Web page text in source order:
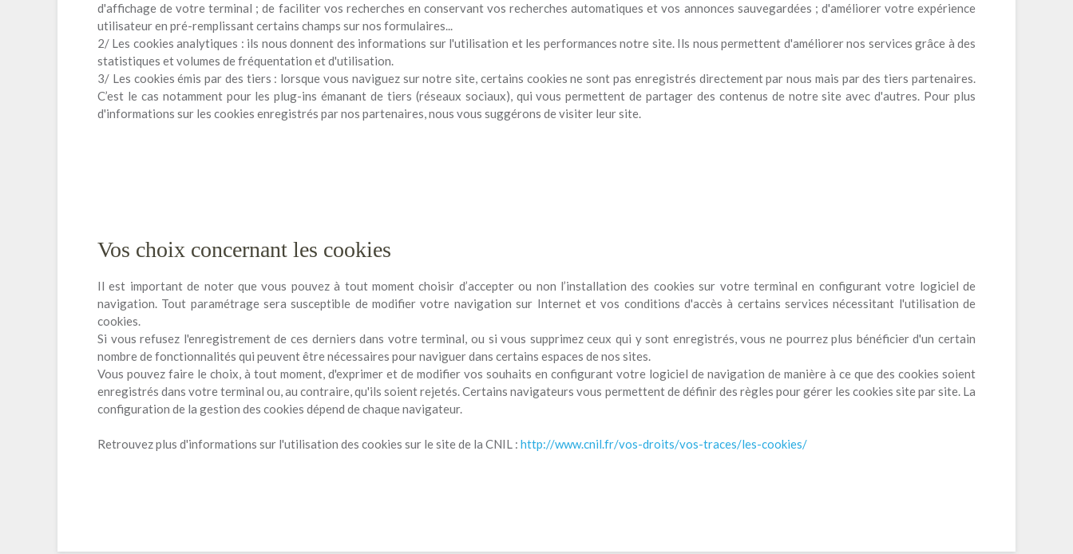
d'affichage de votre terminal ; de faciliter vos recherches en conservant vos recherches automatiques et vos annonces sauvegardées ; d'améliorer votre expérience
utilisateur en pré-remplissant certains champs sur nos formulaires...
2/ Les cookies analytiques : ils nous donnent des informations sur l'utilisation et les performances notre site. Ils nous permettent d'améliorer nos services grâce à des
statistiques et volumes de fréquentation et d'utilisation.
3/ Les cookies émis par des tiers : lorsque vous naviguez sur notre site, certains cookies ne sont pas enregistrés directement par nous mais par des tiers partenaires.
C’est le cas notamment pour les plug-ins émanant de tiers (réseaux sociaux), qui vous permettent de partager des contenus de notre site avec d'autres. Pour plus
d'informations sur les cookies enregistrés par nos partenaires, nous vous suggérons de visiter leur site.
Vos choix concernant les cookies
Il est important de noter que vous pouvez à tout moment choisir d’accepter ou non l’installation des cookies sur votre terminal en configurant votre logiciel de
navigation. Tout paramétrage sera susceptible de modifier votre navigation sur Internet et vos conditions d'accès à certains services nécessitant l'utilisation de
cookies.
Si vous refusez l'enregistrement de ces derniers dans votre terminal, ou si vous supprimez ceux qui y sont enregistrés, vous ne pourrez plus bénéficier d'un certain
nombre de fonctionnalités qui peuvent être nécessaires pour naviguer dans certains espaces de nos sites.
Vous pouvez faire le choix, à tout moment, d'exprimer et de modifier vos souhaits en configurant votre logiciel de navigation de manière à ce que des cookies soient
enregistrés dans votre terminal ou, au contraire, qu'ils soient rejetés. Certains navigateurs vous permettent de définir des règles pour gérer les cookies site par site. La
configuration de la gestion des cookies dépend de chaque navigateur.
Retrouvez plus d'informations sur l'utilisation des cookies sur le site de la CNIL : http://www.cnil.fr/vos-droits/vos-traces/les-cookies/